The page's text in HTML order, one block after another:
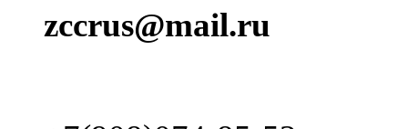
zccrus@mail.ru